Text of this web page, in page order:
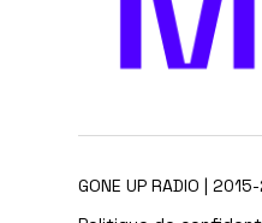
GONE UP RADIO |